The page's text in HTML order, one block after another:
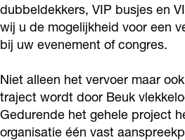
e
B
e
u
k
k
e
B
e
u
k
k
e
B
e
u
k
dubbeldekkers, VIP busjes en
wij u de mogelijkheid voor een
bij uw evenement of congres.
Niet alleen het vervoer maar
traject wordt door Beuk
Gedurende het gehele project
organisatie één vast